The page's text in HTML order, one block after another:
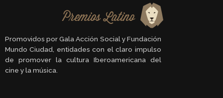
Promovidos por Gala Acción Social y Fundación
Mundo Ciudad, entidades con el claro impulso
de promover la cultura Iberoamericana del
cine y la música.